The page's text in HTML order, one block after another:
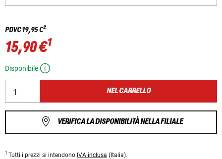
PDVC19,95 €2
15,90 €1
Disponibile
NEL CARRELLO
VERIFICA LA DISPONIBILITÀ NELLA FILIALE
1 Tutti i prezzi si intendono IVA inclusa (Italia).